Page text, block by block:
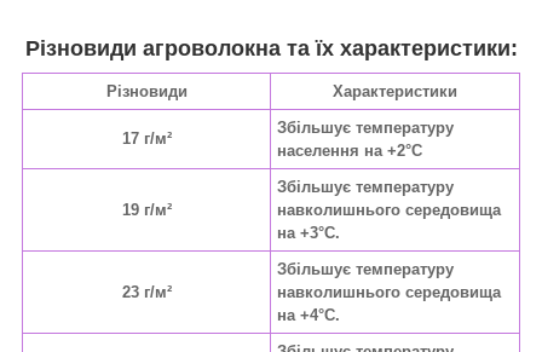
Різновиди агроволокна та їх характеристики:
Різновиди Характеристики
17 г/м²
Збільшує температуру
населення на +2°C
19 г/м²
Збільшує температуру
навколишнього середовища
на +3°C.
23 г/м²
Збільшує температуру
навколишнього середовища
на +4°C.